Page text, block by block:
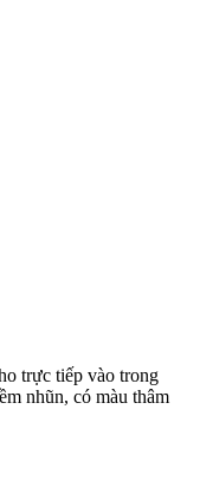
trực tiếp vào trong
nhũn, có màu thâm